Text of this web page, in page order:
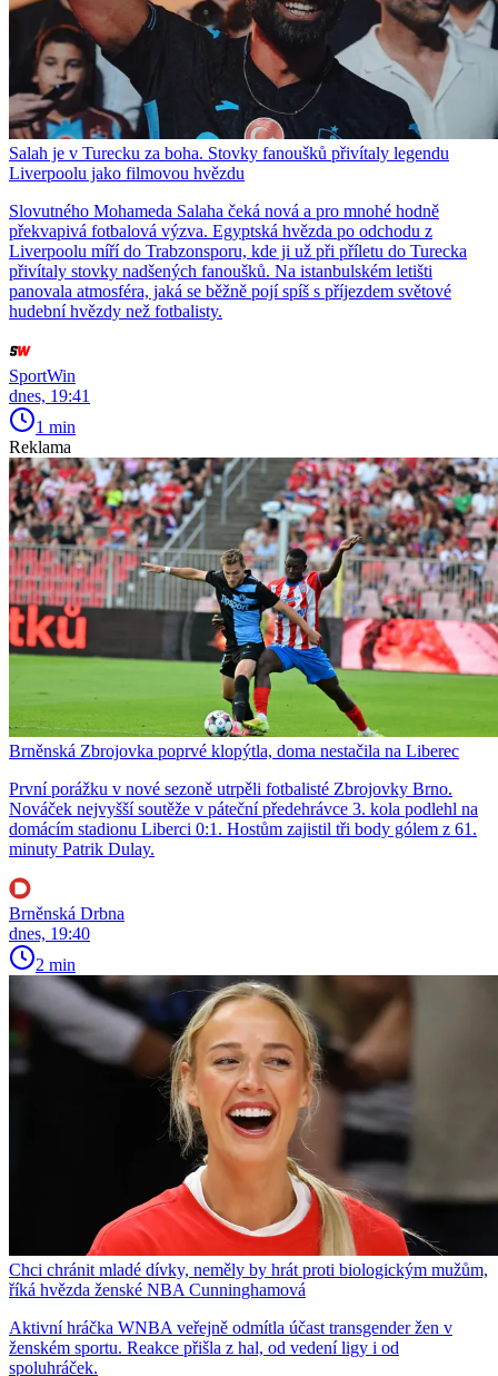
Salah je v Turecku za boha. Stovky fanoušků přivítaly legendu
Liverpoolu jako filmovou hvězdu
Slovutného Mohameda Salaha čeká nová a pro mnohé hodně
překvapivá fotbalová výzva. Egyptská hvězda po odchodu z
Liverpoolu míří do Trabzonsporu, kde ji už při příletu do Turecka
přivítaly stovky nadšených fanoušků. Na istanbulském letišti
panovala atmosféra, jaká se běžně pojí spíš s příjezdem světové
hudební hvězdy než fotbalisty.
SportWin
dnes, 19:41
1 min
Reklama
Brněnská Zbrojovka poprvé klopýtla, doma nestačila na Liberec
První porážku v nové sezoně utrpěli fotbalisté Zbrojovky Brno.
Nováček nejvyšší soutěže v páteční předehrávce 3. kola podlehl na
domácím stadionu Liberci 0:1. Hostům zajistil tři body gólem z 61.
minuty Patrik Dulay.
Brněnská Drbna
dnes, 19:40
2 min
Chci chránit mladé dívky, neměly by hrát proti biologickým mužům,
říká hvězda ženské NBA Cunninghamová
Aktivní hráčka WNBA veřejně odmítla účast transgender žen v
ženském sportu. Reakce přišla z hal, od vedení ligy i od
spoluhráček.